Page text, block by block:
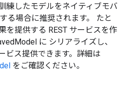
練したモデルをネイティブモバ
る場合に推奨されます。 たと
を提供する REST サービスを作
に シリアライズし、
ビス提供できます。詳細は
をご確認ください。